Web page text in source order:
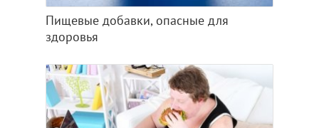
Пищевые добавки, опасные для
здоровья